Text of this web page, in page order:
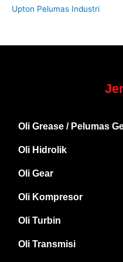
Upton Pelumas Industri
Oli Grease / Pelumas
Oli Hidrolik
Oli Gear
Oli Kompresor
Oli Turbin
Oli Transmisi